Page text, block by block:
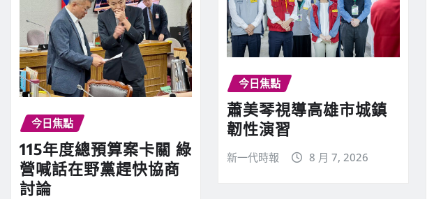
今日焦點
115年度總預算案卡關 綠
營喊話在野黨趕快協商
討論
今日焦點
蕭美琴視導高雄市城鎮
韌性演習
新一代時報 8 月 7, 2026